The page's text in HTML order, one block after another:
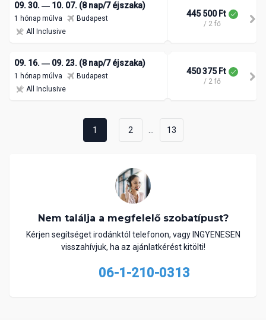
09. 30. ― 10. 07. (8 nap/7 éjszaka)
1 hónap múlva
Budapest
All Inclusive
445 500 Ft
/ 2 fő
09. 16. ― 09. 23. (8 nap/7 éjszaka)
1 hónap múlva
Budapest
All Inclusive
450 375 Ft
/ 2 fő
1 2 13
Nem találja a megfelelő szobatípust?
Kérjen segítséget irodánktól telefonon, vagy INGYENESEN
visszahívjuk, ha az ajánlatkérést kitölti!
06-1-210-0313